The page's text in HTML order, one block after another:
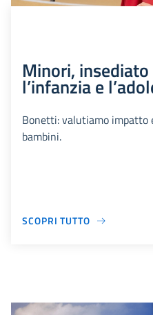
Minori,
l’infanzia e
Bonetti: valutiamo impatto
bambini.
SCOPRI TUTTO